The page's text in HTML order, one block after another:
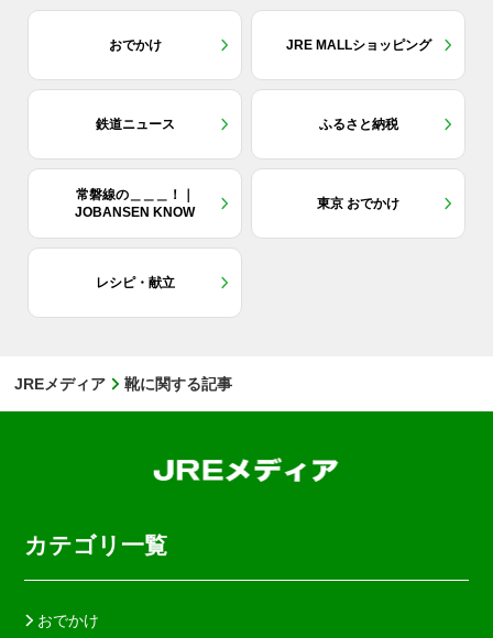
おでかけ JRE MALLショッピング
鉄道ニュース ふるさと納税
常磐線の＿＿＿！｜
JOBANSEN KNOW
東京 おでかけ
レシピ・献立
JREメディア 靴に関する記事
カテゴリ一覧
おでかけ